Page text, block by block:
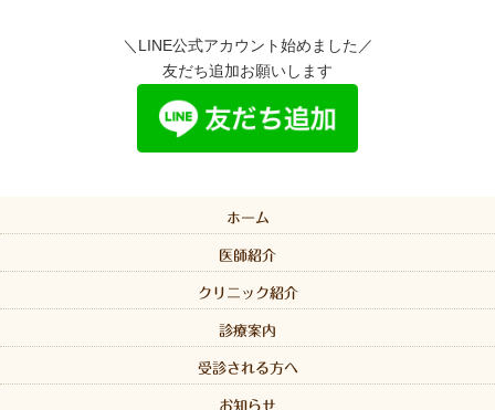
＼LINE公式アカウント始めました／
友だち追加お願いします
ホーム
医師紹介
クリニック紹介
診療案内
受診される方へ
お知らせ